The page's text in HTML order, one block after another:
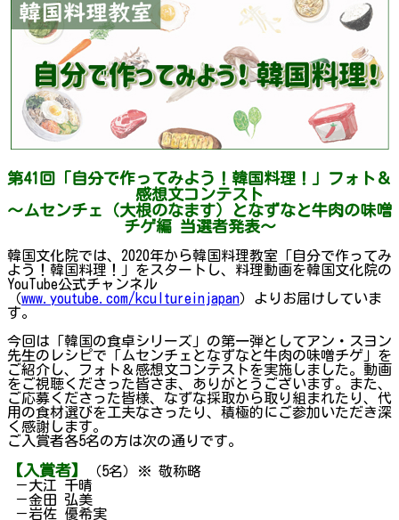
第41回「自分で作ってみよう！韓国料理！」フォト＆
感想文コンテスト
～ムセンチェ（大根のなます）となずなと牛肉の味噌
チゲ編 当選者発表～
韓国文化院では、2020年から韓国料理教室「自分で作ってみ
よう！韓国料理！」をスタートし、料理動画を韓国文化院の
YouTube公式チャンネル
（www.youtube.com/kcultureinjapan）よりお届けしていま
す。
今回は「韓国の食卓シリーズ」の第一弾としてアン・スヨン
先生のレシピで「ムセンチェとなずなと牛肉の味噌チゲ」を
ご紹介し、フォト＆感想文コンテストを実施しました。動画
をご視聴くださった皆さま、ありがとうございます。また、
ご応募くださった皆様、なずな採取から取り組まれたり、代
用の食材選びを工夫なさったり、積極的にご参加いただき深
く感謝します。
ご入賞者各5名の方は次の通りです。
【入賞者】
（5名）※ 敬称略
－大江 千晴
－金田 弘美
－岩佐 優希実